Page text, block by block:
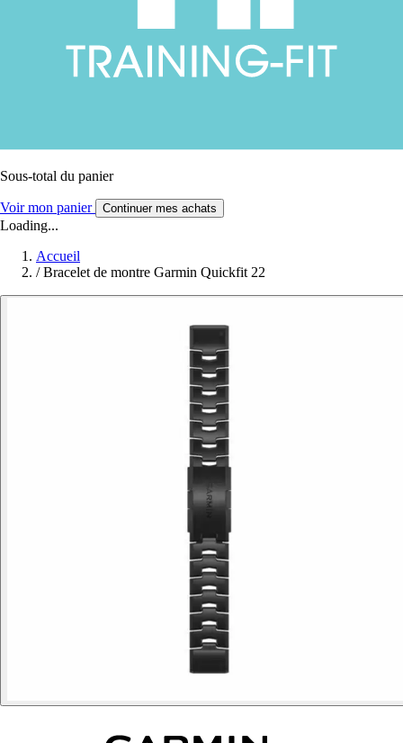
Sous-total du panier
Voir mon panier Continuer mes achats
Loading...
Accueil
/ Bracelet de montre Garmin Quickfit 22